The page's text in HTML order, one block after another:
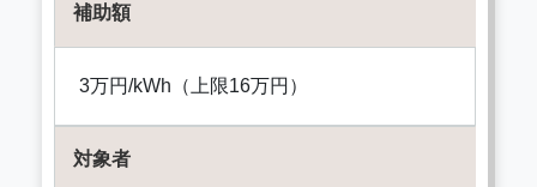
補助額
3万円/kWh（上限16万円）
対象者